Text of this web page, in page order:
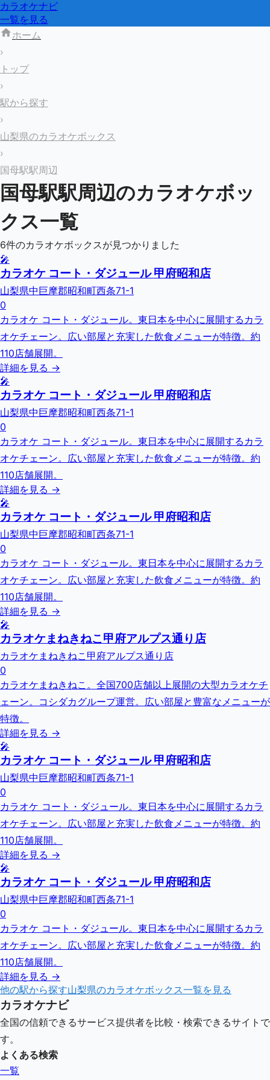
カラオケナビ
一覧を見る
ホーム
›
トップ
›
駅から探す
›
山梨県のカラオケボックス
›
国母駅駅周辺
国母駅駅周辺のカラオケボッ
クス一覧
6件のカラオケボックスが見つかりました
🎤
カラオケ コート・ダジュール 甲府昭和店
山梨県中巨摩郡昭和町西条71-1
0
カラオケ コート・ダジュール。東日本を中心に展開するカラ
オケチェーン。広い部屋と充実した飲食メニューが特徴。約
110店舗展開。
詳細を見る →
🎤
カラオケ コート・ダジュール 甲府昭和店
山梨県中巨摩郡昭和町西条71-1
0
カラオケ コート・ダジュール。東日本を中心に展開するカラ
オケチェーン。広い部屋と充実した飲食メニューが特徴。約
110店舗展開。
詳細を見る →
🎤
カラオケ コート・ダジュール 甲府昭和店
山梨県中巨摩郡昭和町西条71-1
0
カラオケ コート・ダジュール。東日本を中心に展開するカラ
オケチェーン。広い部屋と充実した飲食メニューが特徴。約
110店舗展開。
詳細を見る →
🎤
カラオケまねきねこ甲府アルプス通り店
カラオケまねきねこ甲府アルプス通り店
0
カラオケまねきねこ。全国700店舗以上展開の大型カラオケチ
ェーン。コシダカグループ運営。広い部屋と豊富なメニューが
特徴。
詳細を見る →
🎤
カラオケ コート・ダジュール 甲府昭和店
山梨県中巨摩郡昭和町西条71-1
0
カラオケ コート・ダジュール。東日本を中心に展開するカラ
オケチェーン。広い部屋と充実した飲食メニューが特徴。約
110店舗展開。
詳細を見る →
🎤
カラオケ コート・ダジュール 甲府昭和店
山梨県中巨摩郡昭和町西条71-1
0
カラオケ コート・ダジュール。東日本を中心に展開するカラ
オケチェーン。広い部屋と充実した飲食メニューが特徴。約
110店舗展開。
詳細を見る →
他の駅から探す山梨県のカラオケボックス一覧を見る
カラオケナビ
全国の信頼できるサービス提供者を比較・検索できるサイトで
す。
よくある検索
一覧